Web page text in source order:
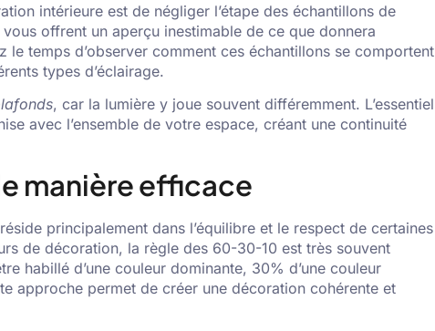
intérieure est de négliger l’étape des échantillons de
vous offrent un aperçu inestimable de ce que donnera
le temps d’observer comment ces échantillons se comportent
types d’éclairage.
, car la lumière y joue souvent différemment. L’essentiel
avec l’ensemble de votre espace, créant une continuité
manière efficace
réside principalement dans l’équilibre et le respect de certaines
de décoration, la règle des 60-30-10 est très souvent
habillé d’une couleur dominante, 30% d’une couleur
approche permet de créer une décoration cohérente et